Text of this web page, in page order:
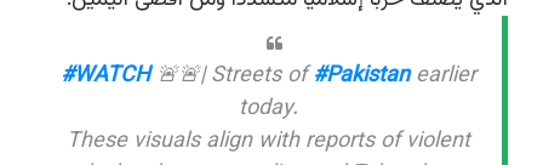
#WATCH🚨🚨| Streets of#Pakistanearlier
today.
These visuals align with reports of violent